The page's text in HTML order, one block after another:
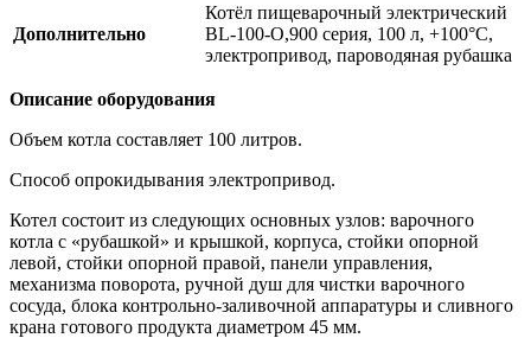
Дополнительно
Котёл пищеварочный электрический
BL-100-O,900 серия, 100 л, +100°С,
электропривод, пароводяная рубашка
Описание оборудования
Объем котла составляет 100 литров.
Способ опрокидывания электропривод.
Котел состоит из следующих основных узлов: варочного
котла с «рубашкой» и крышкой, корпуса, стойки опорной
левой, стойки опорной правой, панели управления,
механизма поворота, ручной душ для чистки варочного
сосуда, блока контрольно-заливочной аппаратуры и сливного
крана готового продукта диаметром 45 мм.